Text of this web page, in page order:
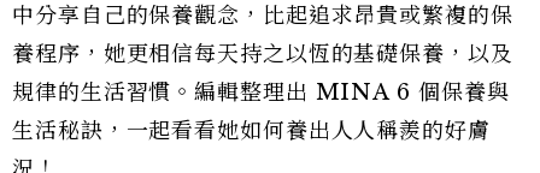
中分享自己的保養觀念，比起追求昂貴或繁複的保
養程序，她更相信每天持之以恆的基礎保養，以及
規律的生活習慣。編輯整理出 MINA 6 個保養與
生活秘訣，一起看看她如何養出人人稱羨的好膚